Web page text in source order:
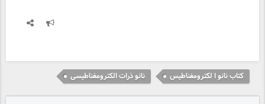
کتاب نانو ا لکترومغناطیس نانو ذرات الکترومغناطیسی